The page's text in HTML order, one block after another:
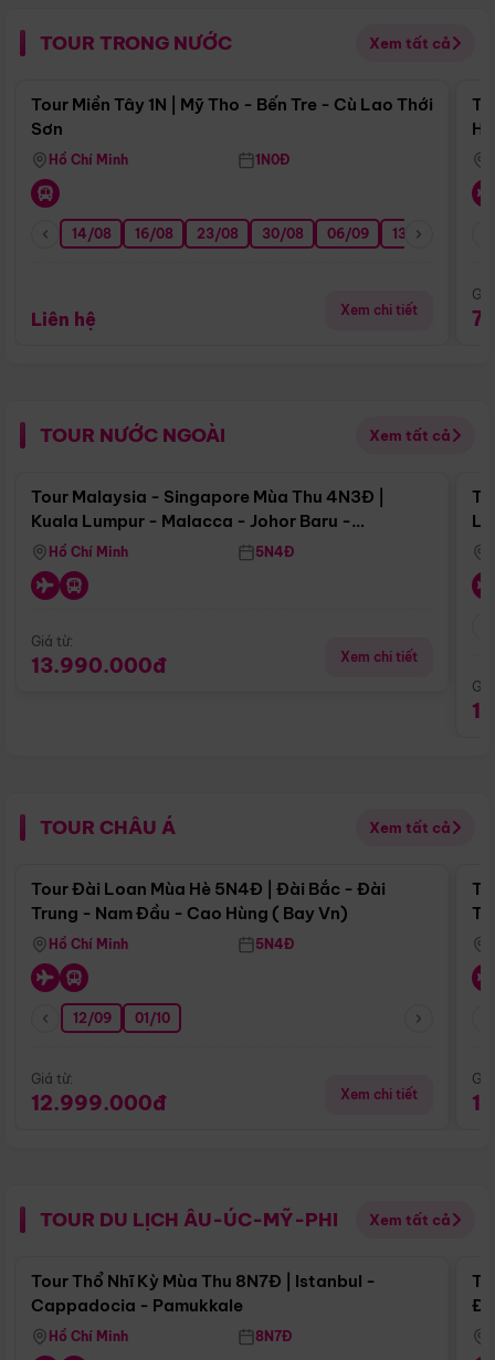
TOUR TRONG NƯỚC Xem tất cả
Điểm nổi bật
Tour Miền Tây 1N | Mỹ Tho - Bến Tre - Cù Lao Thới
Sơn
Hồ Chí Minh 1N0Đ
14/08 16/08 23/08 30/08 06/09 13/09
Liên hệ Xem chi tiết
TOUR NƯỚC NGOÀI Xem tất cả
Điểm nổi bật
Tour Malaysia - Singapore Mùa Thu 4N3Đ |
Kuala Lumpur - Malacca - Johor Baru -
Singapore
Hồ Chí Minh 5N4Đ
Giá từ:
13.990.000đ Xem chi tiết
TOUR CHÂU Á Xem tất cả
Điểm nổi bật
Tour Đài Loan Mùa Hè 5N4Đ | Đài Bắc - Đài
Trung - Nam Đầu - Cao Hùng ( Bay Vn)
Hồ Chí Minh 5N4Đ
12/09 01/10
Giá từ:
12.999.000đ Xem chi tiết
TOUR DU LỊCH ÂU-ÚC-MỸ-PHI Xem tất cả
Điểm nổi bật
Tour Thổ Nhĩ Kỳ Mùa Thu 8N7Đ | Istanbul -
Cappadocia - Pamukkale
Hồ Chí Minh 8N7Đ